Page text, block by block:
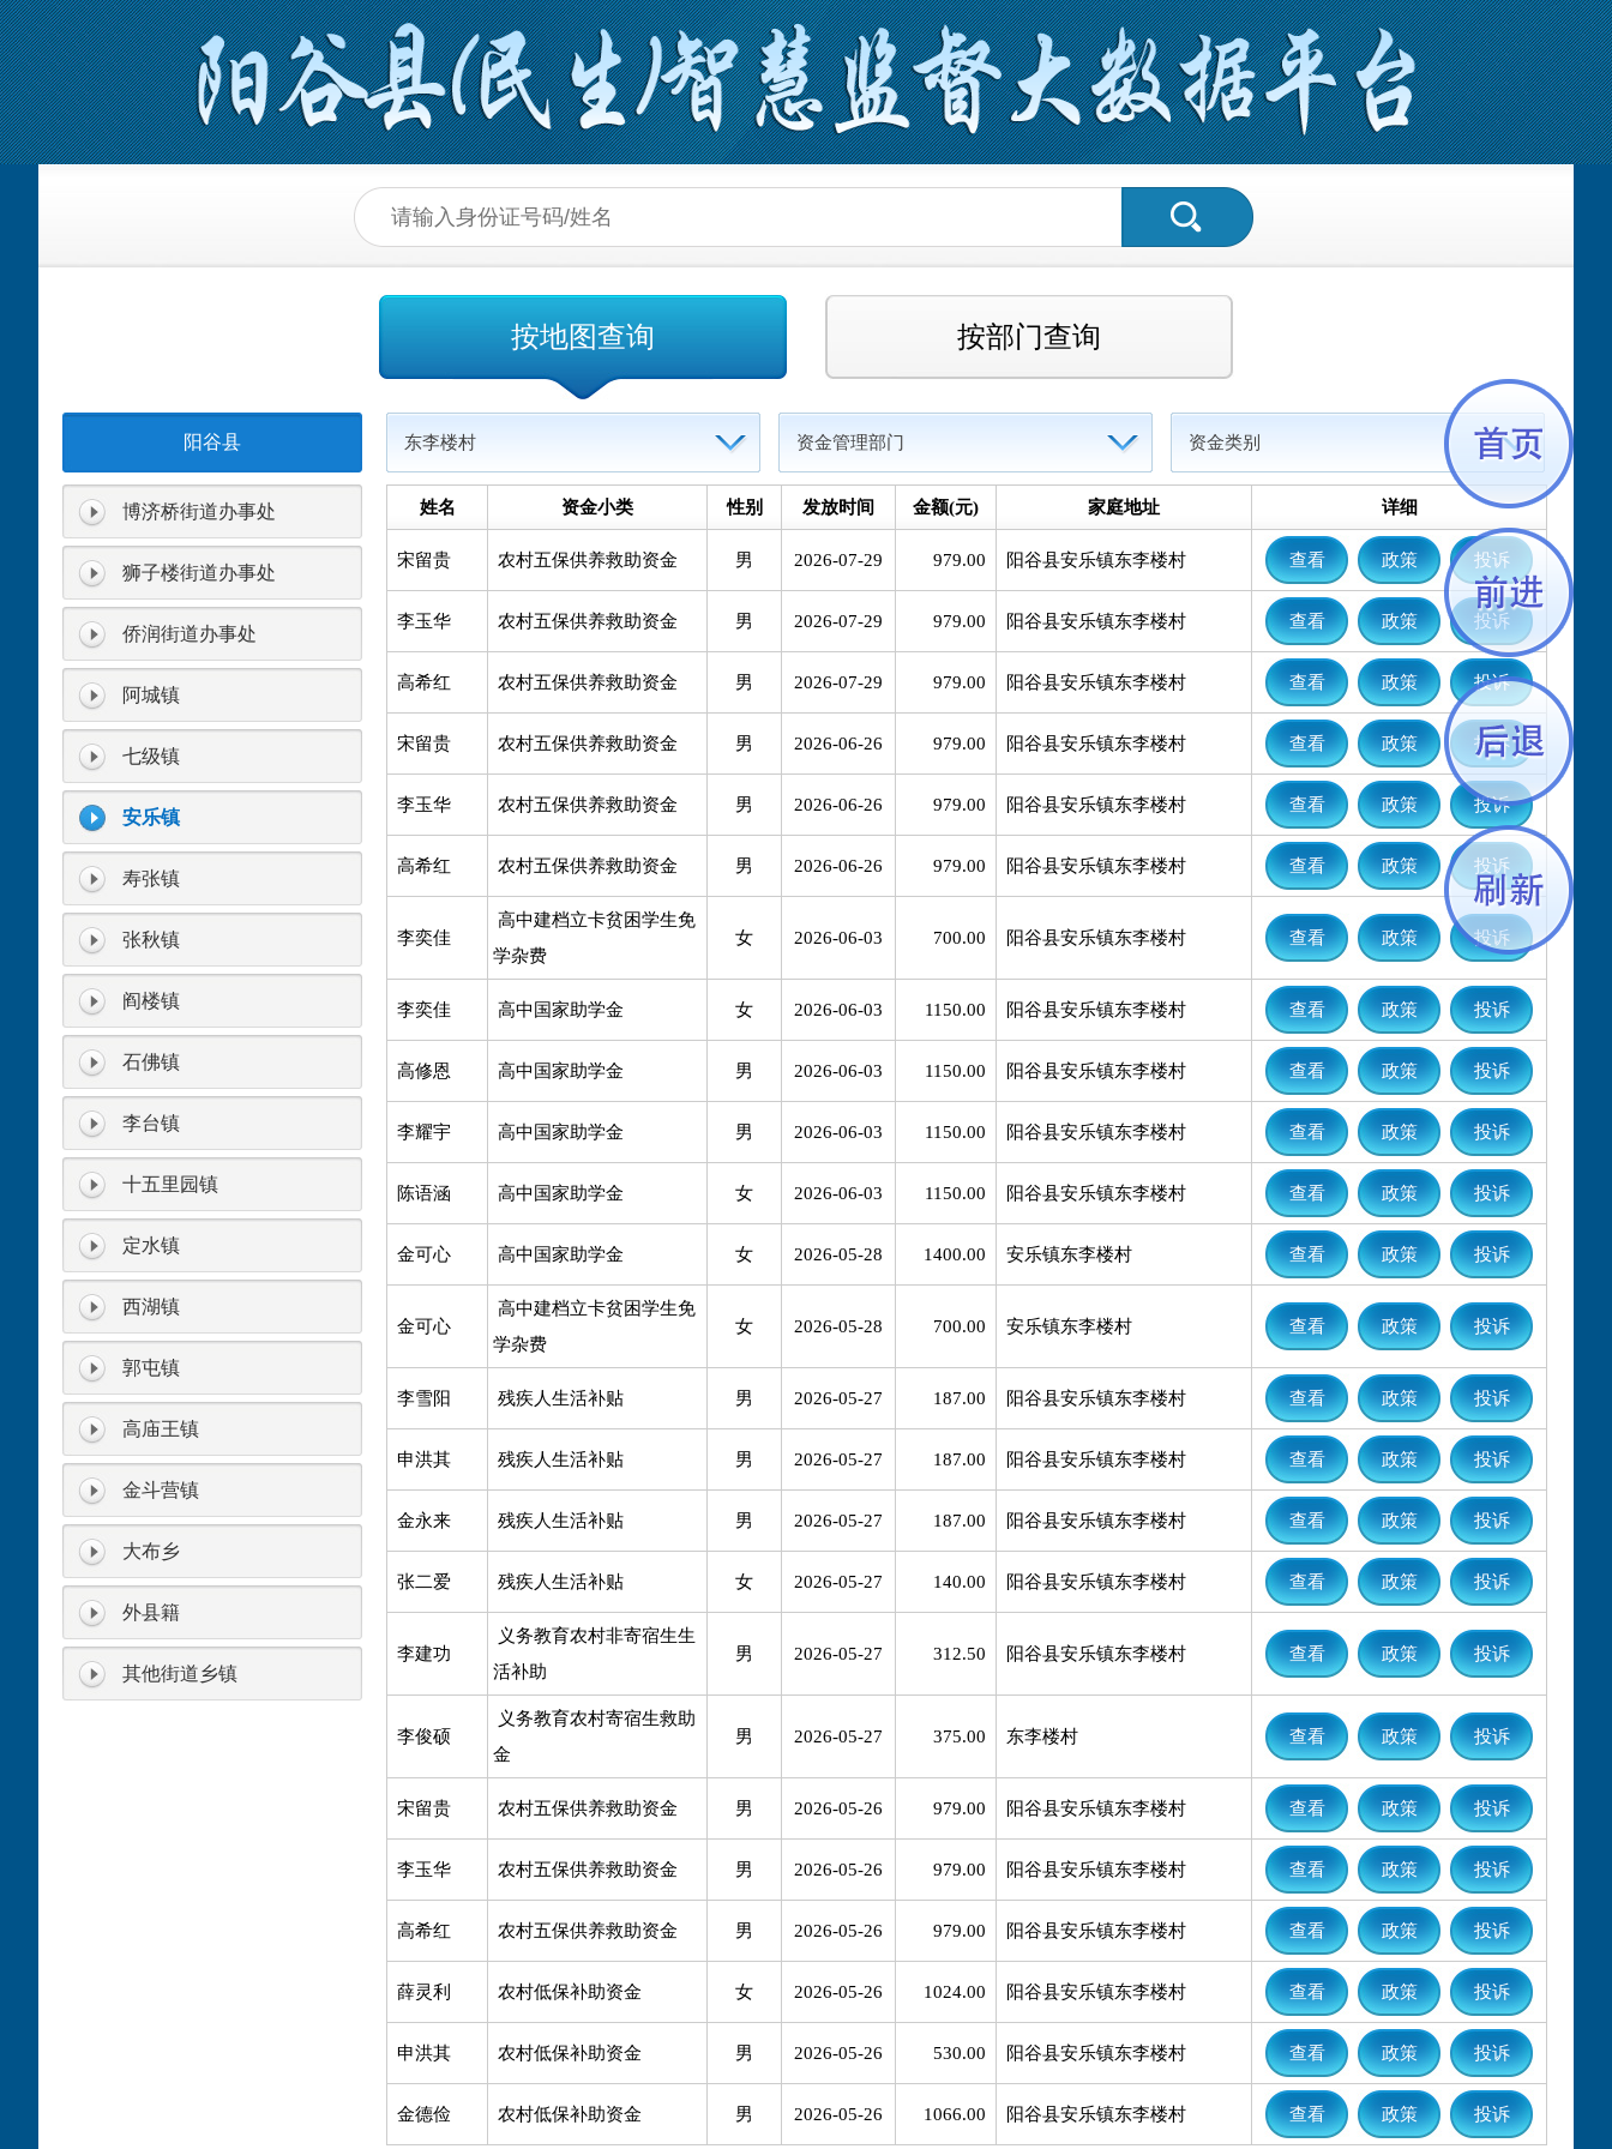
按地图查询 按部门查询
阳谷县
博济桥街道办事处
狮子楼街道办事处
侨润街道办事处
阿城镇
七级镇
安乐镇
寿张镇
张秋镇
阎楼镇
石佛镇
李台镇
十五里园镇
定水镇
西湖镇
郭屯镇
高庙王镇
金斗营镇
大布乡
外县籍
其他街道乡镇
东李楼村 资金管理部门 资金类别
姓名 资金小类 性别 发放时间 金额(元) 家庭地址 详细
宋留贵 农村五保供养救助资金 男 2026-07-29 979.00 阳谷县安乐镇东李楼村 查看 政策 投诉
李玉华 农村五保供养救助资金 男 2026-07-29 979.00 阳谷县安乐镇东李楼村 查看 政策 投诉
高希红 农村五保供养救助资金 男 2026-07-29 979.00 阳谷县安乐镇东李楼村 查看 政策 投诉
宋留贵 农村五保供养救助资金 男 2026-06-26 979.00 阳谷县安乐镇东李楼村 查看 政策 投诉
李玉华 农村五保供养救助资金 男 2026-06-26 979.00 阳谷县安乐镇东李楼村 查看 政策 投诉
高希红 农村五保供养救助资金 男 2026-06-26 979.00 阳谷县安乐镇东李楼村 查看 政策 投诉
李奕佳
高中建档立卡贫困学生免
学杂费
女 2026-06-03 700.00 阳谷县安乐镇东李楼村 查看 政策 投诉
李奕佳 高中国家助学金 女 2026-06-03 1150.00 阳谷县安乐镇东李楼村 查看 政策 投诉
高修恩 高中国家助学金 男 2026-06-03 1150.00 阳谷县安乐镇东李楼村 查看 政策 投诉
李耀宇 高中国家助学金 男 2026-06-03 1150.00 阳谷县安乐镇东李楼村 查看 政策 投诉
陈语涵 高中国家助学金 女 2026-06-03 1150.00 阳谷县安乐镇东李楼村 查看 政策 投诉
金可心 高中国家助学金 女 2026-05-28 1400.00 安乐镇东李楼村 查看 政策 投诉
金可心
高中建档立卡贫困学生免
学杂费
女 2026-05-28 700.00 安乐镇东李楼村 查看 政策 投诉
李雪阳 残疾人生活补贴 男 2026-05-27 187.00 阳谷县安乐镇东李楼村 查看 政策 投诉
申洪其 残疾人生活补贴 男 2026-05-27 187.00 阳谷县安乐镇东李楼村 查看 政策 投诉
金永来 残疾人生活补贴 男 2026-05-27 187.00 阳谷县安乐镇东李楼村 查看 政策 投诉
张二爱 残疾人生活补贴 女 2026-05-27 140.00 阳谷县安乐镇东李楼村 查看 政策 投诉
李建功
义务教育农村非寄宿生生
活补助
男 2026-05-27 312.50 阳谷县安乐镇东李楼村 查看 政策 投诉
李俊硕
义务教育农村寄宿生救助
金
男 2026-05-27 375.00 东李楼村 查看 政策 投诉
宋留贵 农村五保供养救助资金 男 2026-05-26 979.00 阳谷县安乐镇东李楼村 查看 政策 投诉
李玉华 农村五保供养救助资金 男 2026-05-26 979.00 阳谷县安乐镇东李楼村 查看 政策 投诉
高希红 农村五保供养救助资金 男 2026-05-26 979.00 阳谷县安乐镇东李楼村 查看 政策 投诉
薛灵利 农村低保补助资金 女 2026-05-26 1024.00 阳谷县安乐镇东李楼村 查看 政策 投诉
申洪其 农村低保补助资金 男 2026-05-26 530.00 阳谷县安乐镇东李楼村 查看 政策 投诉
金德俭 农村低保补助资金 男 2026-05-26 1066.00 阳谷县安乐镇东李楼村 查看 政策 投诉